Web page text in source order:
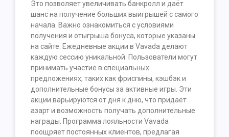
Это позволяет увеличивать банкролл и даёт
шанс на получение больших выигрышей с самого
начала. Важно ознакомиться с условиями
получения и отыгрыша бонуса, которые указаны
на сайте. Ежедневные акции в Vavada делают
каждую сессию уникальной. Пользователи могут
принимать участие в специальных
предложениях, таких как фриспины, кэшбэк и
дополнительные бонусы за активные игры. Эти
акции варьируются от дня к дню, что придаёт
азарт и возможность получать дополнительные
награды. Программа лояльности Vavada
поощряет постоянных клиентов, предлагая